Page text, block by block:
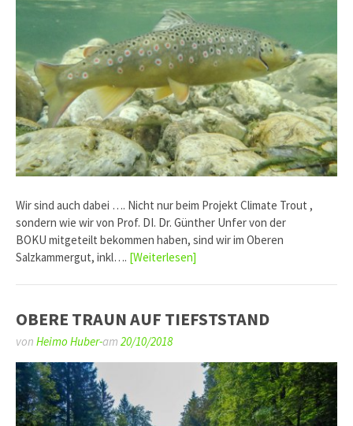
Wir sind auch dabei …. Nicht nur beim Projekt Climate Trout ,
sondern wie wir von Prof. DI. Dr. Günther Unfer von der
BOKU mitgeteilt bekommen haben, sind wir im Oberen
Salzkammergut, inkl…. [Weiterlesen]
OBERE TRAUN AUF TIEFSTSTAND
von Heimo Huber-am 20/10/2018